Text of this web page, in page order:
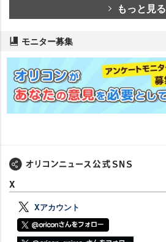
もっと見る
モニター募集
X
Xアカウント